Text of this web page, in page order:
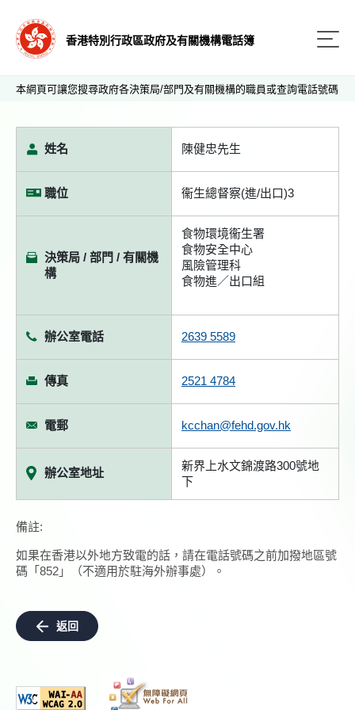
香港特別行政區政府及有關機構電話簿
本網頁可讓您搜尋政府各決策局/部門及有關機構的職員或查詢電話號碼
姓名 陳健忠先生
職位 衞生總督察(進/出口)3
決策局 / 部門 / 有關機
構
食物環境衞生署
食物安全中心
風險管理科
食物進／出口組
辦公室電話 2639 5589
傳真 2521 4784
電郵 kcchan@fehd.gov.hk
辦公室地址
新界上水文錦渡路300號地
下
備註:
如果在香港以外地方致電的話，請在電話號碼之前加撥地區號
碼「852」（不適用於駐海外辦事處）。
返回